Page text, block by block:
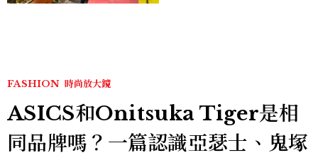
FASHION 時尚放大鏡
ASICS和Onitsuka Tiger是相
同品牌嗎？一篇認識亞瑟士、鬼塚